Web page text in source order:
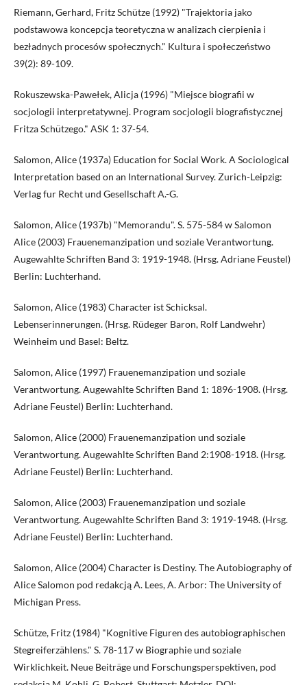
Riemann, Gerhard, Fritz Schütze (1992) "Trajektoria jako
podstawowa koncepcja teoretyczna w analizach cierpienia i
bezładnych procesów społecznych." Kultura i społeczeństwo
39(2): 89-109.
Rokuszewska-Pawełek, Alicja (1996) "Miejsce biografii w
socjologii interpretatywnej. Program socjologii biografistycznej
Fritza Schützego." ASK 1: 37-54.
Salomon, Alice (1937a) Education for Social Work. A Sociological
Interpretation based on an International Survey. Zurich-Leipzig:
Verlag fur Recht und Gesellschaft A.-G.
Salomon, Alice (1937b) "Memorandu". S. 575-584 w Salomon
Alice (2003) Frauenemanzipation und soziale Verantwortung.
Augewahlte Schriften Band 3: 1919-1948. (Hrsg. Adriane Feustel)
Berlin: Luchterhand.
Salomon, Alice (1983) Character ist Schicksal.
Lebenserinnerungen. (Hrsg. Rüdeger Baron, Rolf Landwehr)
Weinheim und Basel: Beltz.
Salomon, Alice (1997) Frauenemanzipation und soziale
Verantwortung. Augewahlte Schriften Band 1: 1896-1908. (Hrsg.
Adriane Feustel) Berlin: Luchterhand.
Salomon, Alice (2000) Frauenemanzipation und soziale
Verantwortung. Augewahlte Schriften Band 2:1908-1918. (Hrsg.
Adriane Feustel) Berlin: Luchterhand.
Salomon, Alice (2003) Frauenemanzipation und soziale
Verantwortung. Augewahlte Schriften Band 3: 1919-1948. (Hrsg.
Adriane Feustel) Berlin: Luchterhand.
Salomon, Alice (2004) Character is Destiny. The Autobiography of
Alice Salomon pod redakcją A. Lees, A. Arbor: The University of
Michigan Press.
Schütze, Fritz (1984) "Kognitive Figuren des autobiographischen
Stegreiferzählens." S. 78-117 w Biographie und soziale
Wirklichkeit. Neue Beiträge und Forschungsperspektiven, pod